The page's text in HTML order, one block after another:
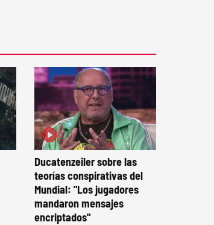
Ducatenzeiler sobre las
teorías conspirativas del
Mundial: "Los jugadores
mandaron mensajes
encriptados"